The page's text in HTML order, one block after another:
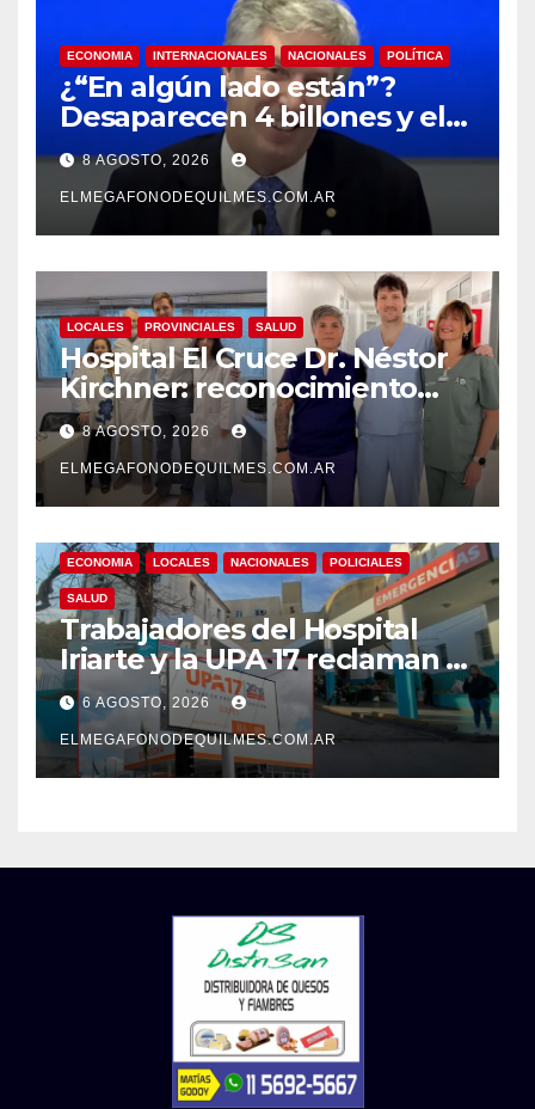
ECONOMIA INTERNACIONALES NACIONALES POLÍTICA
¿“En algún lado están”?
Desaparecen 4 billones y el
presidente del BCRA
responde con una risita
8 AGOSTO, 2026
ELMEGAFONODEQUILMES.COM.AR
LOCALES PROVINCIALES SALUD
Hospital El Cruce Dr. Néstor
Kirchner: reconocimiento
internacional a la calidad de
su atención
8 AGOSTO, 2026
ELMEGAFONODEQUILMES.COM.AR
ECONOMIA LOCALES NACIONALES POLICIALES
SALUD
Trabajadores del Hospital
Iriarte y la UPA 17 reclaman el
pase a planta de becarios y
mejoras laborales
6 AGOSTO, 2026
ELMEGAFONODEQUILMES.COM.AR